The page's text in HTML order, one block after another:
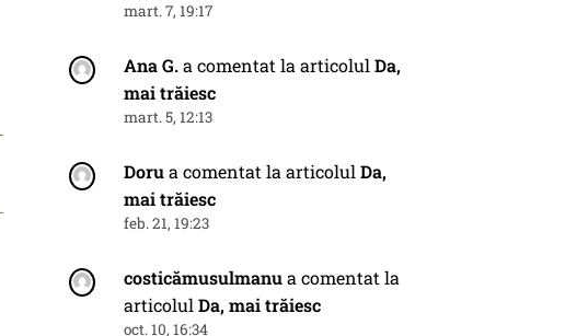
mart. 7, 19:17
Ana G.a comentat la articolulDa,
mai trăiesc
mart. 5, 12:13
Dorua comentat la articolulDa,
mai trăiesc
feb. 21, 19:23
costicămusulmanua comentat la
articolulDa, mai trăiesc
oct. 10, 16:34